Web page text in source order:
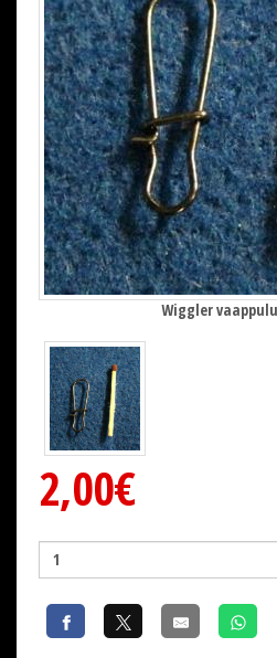
Wiggler
2,00€